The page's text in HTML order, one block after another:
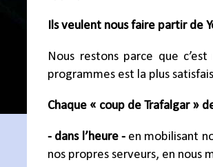
Ils veulent nous faire partir de
Nous restons parce que
programmes est la plus
Chaque « coup de Trafalgar »
- dans l’heure -en mobilisant
nos propres serveurs, en nous